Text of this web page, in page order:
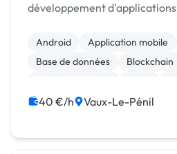
développement
désormais élargir mon
compét...
Android Application mobile
Base de données
Blockchain
40 €/h Vaux-Le-Pénil